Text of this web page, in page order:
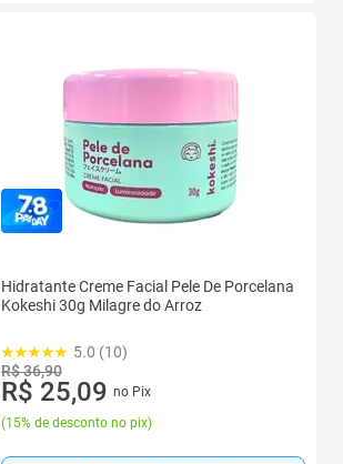
Hidratante Creme Facial Pele De Porcelana
Kokeshi 30g Milagre do Arroz
5.0 (10)
R$ 36,90
R$ 25,09 no Pix
(15% de desconto no pix)